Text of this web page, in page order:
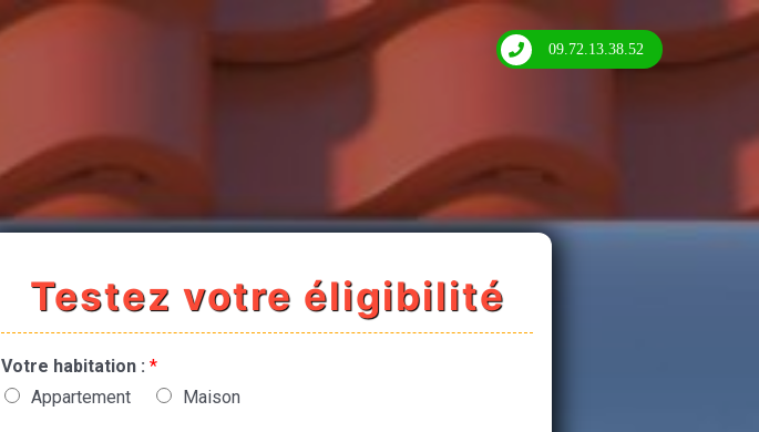
09.72.13.38.52
Testez votre éligibilité
Votre habitation : *
Appartement
Maison